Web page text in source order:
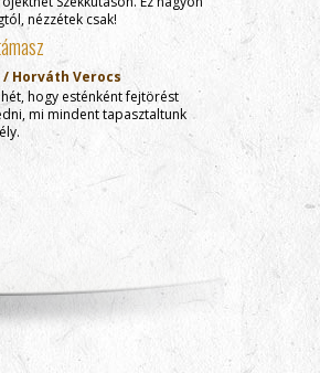
nézzétek csak!
/ Horváth Verocs
hogy esténként fejtörést
mi mindent tapasztaltunk